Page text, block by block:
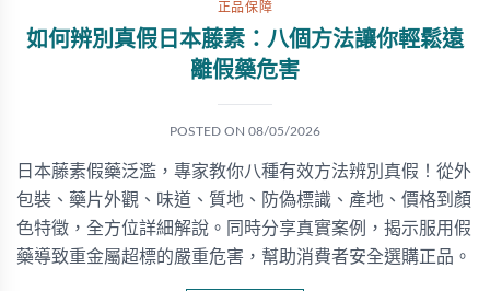
正品保障
如何辨別真假日本藤素：八個方法讓你輕鬆遠
離假藥危害
POSTED ON 08/05/2026
日本藤素假藥泛濫，專家教你八種有效方法辨別真假！從外
包裝、藥片外觀、味道、質地、防偽標識、產地、價格到顏
色特徵，全方位詳細解說。同時分享真實案例，揭示服用假
藥導致重金屬超標的嚴重危害，幫助消費者安全選購正品。